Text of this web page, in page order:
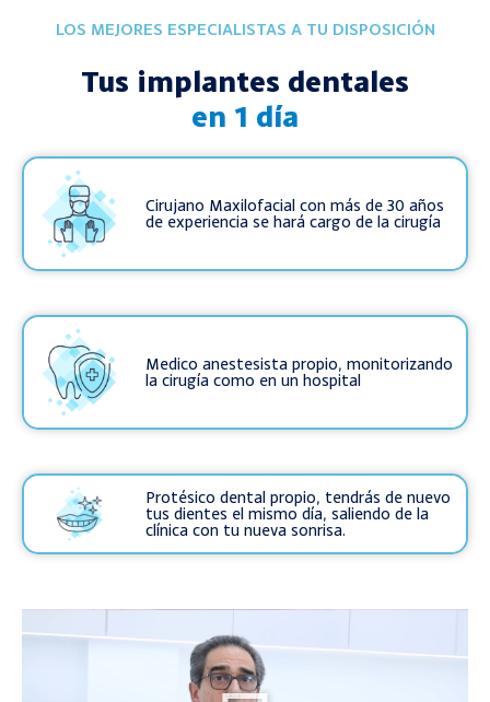
LOS MEJORES ESPECIALISTAS A TU DISPOSICIÓN
Tus implantes dentales
en 1 día
Cirujano Maxilofacial con más de 30 años
de experiencia se hará cargo de la cirugía
Medico anestesista propio, monitorizando
la cirugía como en un hospital
Protésico dental propio, tendrás de nuevo
tus dientes el mismo día, saliendo de la
clínica con tu nueva sonrisa.